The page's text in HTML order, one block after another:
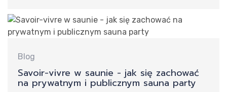
Blog
Savoir-vivre w saunie - jak się zachować
na prywatnym i publicznym sauna party